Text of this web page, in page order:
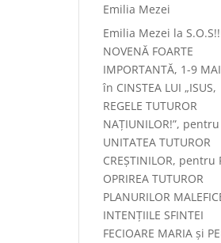
Emilia Mezei
Emilia Mezei la
NOVENĂ FOARTE
IMPORTANTĂ, 1-9
în CINSTEA LUI „ISUS,
REGELE TUTUROR
NAȚIUNILOR!”, pentru
UNITATEA TUTUROR
CREȘTINILOR, pentru
OPRIREA TUTUROR
PLANURILOR
INTENȚIILE SFINTEI
FECIOARE MARIA și